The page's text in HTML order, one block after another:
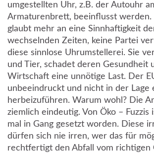
umgestellten Uhr, z.B. der Autouhr
Armaturenbrett, beeinflusst werden.
glaubt mehr an eine Sinnhaftigkeit
wechselnden Zeiten, keine Partei
diese sinnlose Uhrumstellerei. Sie
und Tier, schadet deren Gesundheit
Wirtschaft eine unnötige Last. Der
unbeeindruckt und nicht in der Lage
herbeizuführen. Warum wohl? Die
ziemlich eindeutig. Von Öko – Fuzzis
mal in Gang gesetzt worden. Diese
dürfen sich nie irren, wer das für
rechtfertigt den Abfall vom richtigen